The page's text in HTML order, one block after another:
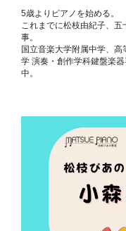
5歳よりピアノを始める。
これまでに松枝由紀子、
事。
国立音楽大学附属中学、
学 演奏・創作学科鍵盤楽
中。